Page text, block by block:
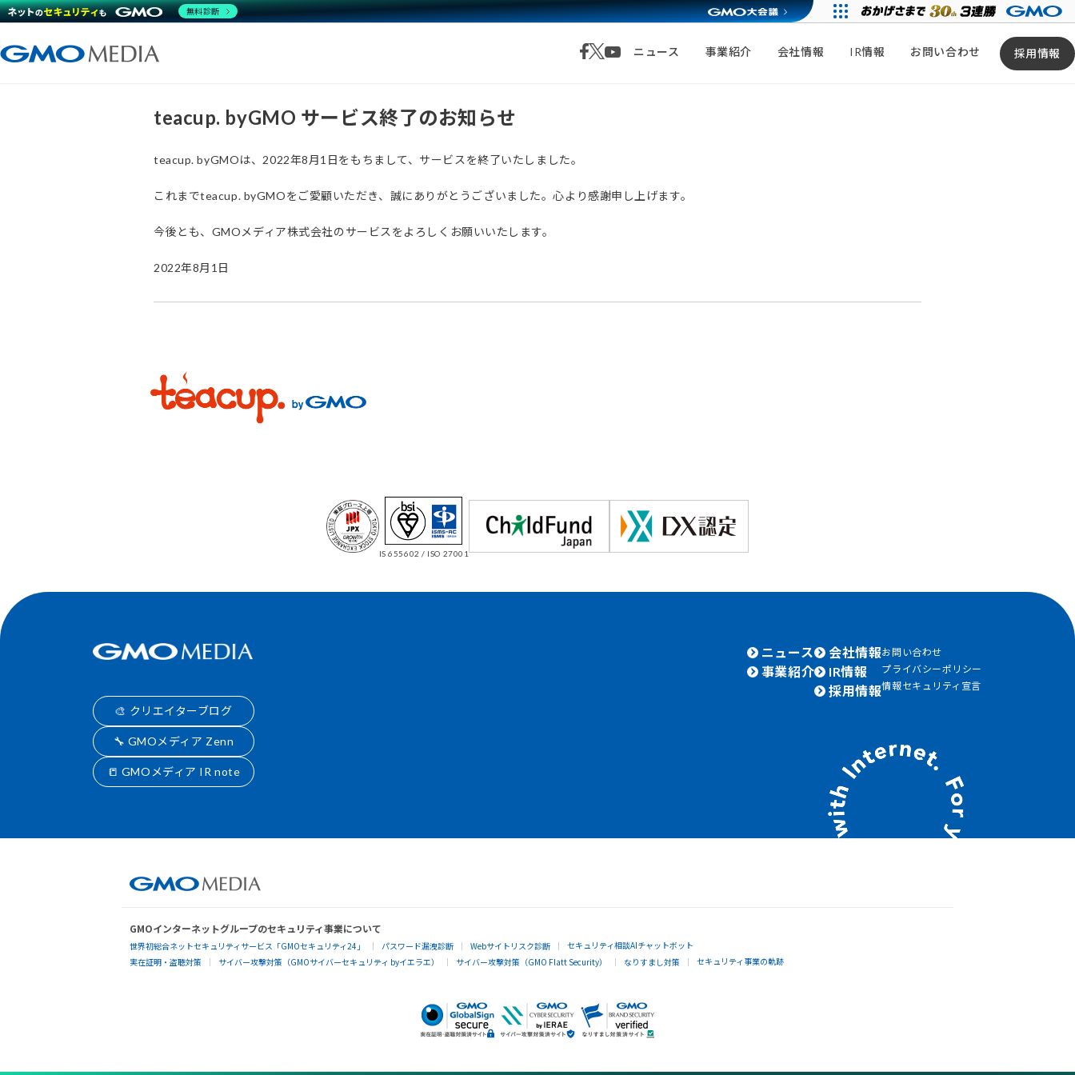
ニュース 事業紹介 会社情報 IR情報 お問い合わせ 採用情報
teacup. byGMO サービス終了のお知らせ
teacup. byGMOは、2022年8月1日をもちまして、サービスを終了いたしました。
これまでteacup. byGMOをご愛顧いただき、誠にありがとうございました。心より感謝申し上げます。
今後とも、GMOメディア株式会社のサービスをよろしくお願いいたします。
2022年8月1日
IS 655602 / ISO 27001
🎨 クリエイターブログ
🔧 GMOメディア Zenn
📒 GMOメディア IR note
ニュース
事業紹介
会社情報
IR情報
採用情報
お問い合わせ
プライバシーポリシー
情報セキュリティ宣言
GMOインターネットグループのセキュリティ事業について
世界初総合ネットセキュリティサービス「GMOセキュリティ24」 パスワード漏洩診断 Webサイトリスク診断
セキュリティ相談AIチャットボット
実在証明・盗聴対策
サイバー攻撃対策（GMOサイバーセキュリティ byイエラエ） サイバー攻撃対策（GMO Flatt Security） なりすまし対策 セキュリティ事業の軌跡
無料診断